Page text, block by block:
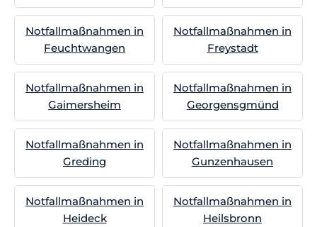
Notfallmaßnahmen in
Feuchtwangen
Notfallmaßnahmen in
Freystadt
Notfallmaßnahmen in
Gaimersheim
Notfallmaßnahmen in
Georgensgmünd
Notfallmaßnahmen in
Greding
Notfallmaßnahmen in
Gunzenhausen
Notfallmaßnahmen in
Heideck
Notfallmaßnahmen in
Heilsbronn